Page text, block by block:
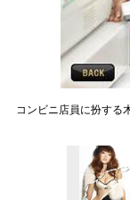
コンビニ店員に扮する